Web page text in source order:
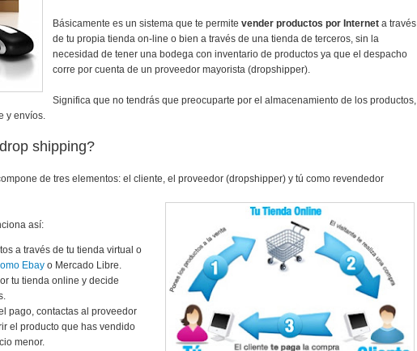
Básicamente es un sistema que te permite vender productos por Interneta través
de tu propia tienda on-line o bien a través de una tienda de terceros, sin la
necesidad de tener una bodega con inventario de productos ya que el despacho
corre por cuenta de un proveedor mayorista (dropshipper).
Significa que no tendrás que preocuparte por el almacenamiento de los productos,
y envíos.
shipping?
de tres elementos: el cliente, el proveedor (dropshipper) y tú como revendedor
así:
a través de tu tienda virtual o
Ebayo Mercado Libre.
tu tienda online y decide
pago, contactas al proveedor
el producto que has vendido
menor.